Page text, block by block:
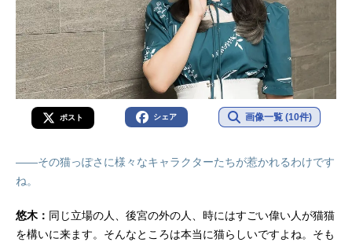
ポスト シェア 画像一覧 (10件)
――その猫っぽさに様々なキャラクターたちが惹かれるわけです
ね。
悠木： 同じ立場の人、後宮の外の人、時にはすごい偉い人が猫猫
を構いに来ます。そんなところは本当に猫らしいですよね。そも